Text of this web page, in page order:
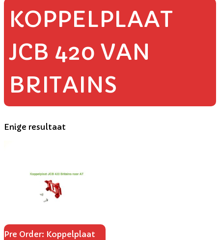
KOPPELPLAAT
JCB 420 VAN
BRITAINS
Enige resultaat
Pre Order: Koppelplaat